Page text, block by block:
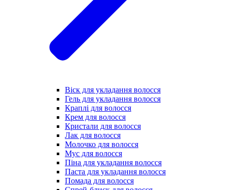
Віск для укладання волосся
Гель для укладання волосся
Краплі для волосся
Крем для волосся
Кристали для волосся
Лак для волосся
Молочко для волосся
Мус для волосся
Піна для укладання волосся
Паста для укладання волосся
Помада для волосся